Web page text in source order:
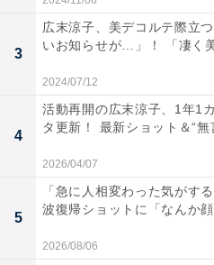
3
広末涼子、美デコルテ際立
いお知らせが…」！ 「凄く
2024/07/12
4
活動再開の広末涼子、1年1
タ更新！ 最新ショット＆“無
2026/04/07
5
「急に人相変わった気がす
波復帰ショットに「なんか
2026/08/06